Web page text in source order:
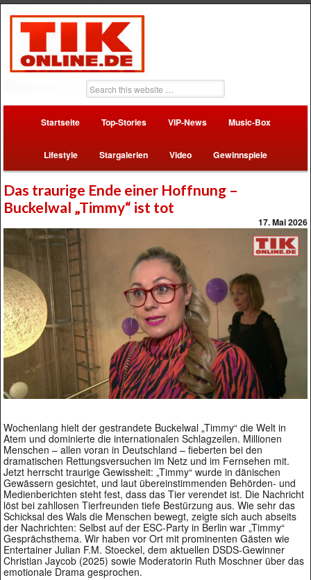
Startseite Top-Stories VIP-News Music-Box
Lifestyle Stargalerien Video Gewinnspiele
Das traurige Ende einer Hoffnung –
Buckelwal „Timmy“ ist tot
17. Mai 2026
Wochenlang hielt der gestrandete Buckelwal „Timmy“ die Welt in
Atem und dominierte die internationalen Schlagzeilen. Millionen
Menschen – allen voran in Deutschland – fieberten bei den
dramatischen Rettungsversuchen im Netz und im Fernsehen mit.
Jetzt herrscht traurige Gewissheit: „Timmy“ wurde in dänischen
Gewässern gesichtet, und laut übereinstimmenden Behörden- und
Medienberichten steht fest, dass das Tier verendet ist. Die Nachricht
löst bei zahllosen Tierfreunden tiefe Bestürzung aus. Wie sehr das
Schicksal des Wals die Menschen bewegt, zeigte sich auch abseits
der Nachrichten: Selbst auf der ESC-Party in Berlin war „Timmy“
Gesprächsthema. Wir haben vor Ort mit prominenten Gästen wie
Entertainer Julian F.M. Stoeckel, dem aktuellen DSDS-Gewinner
Christian Jaycob (2025) sowie Moderatorin Ruth Moschner über das
emotionale Drama gesprochen.